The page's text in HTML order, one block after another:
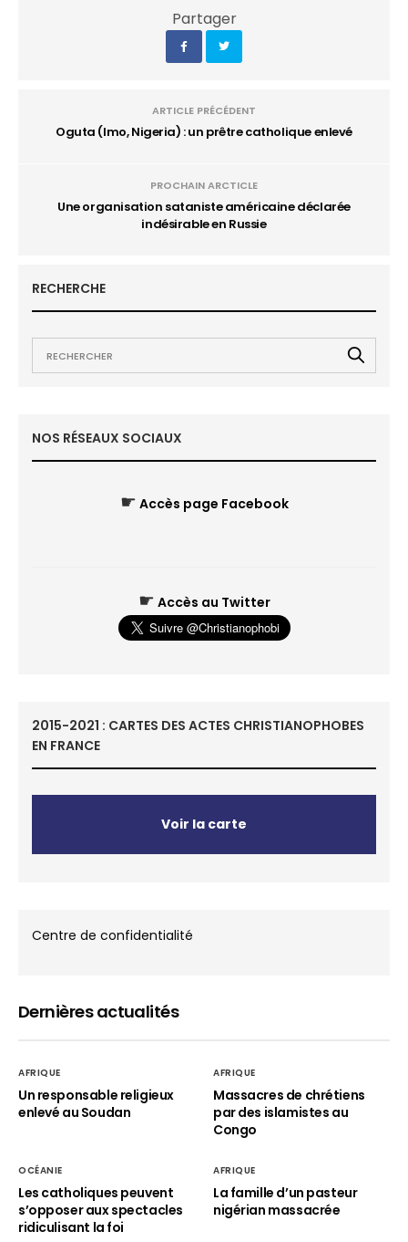
Partager
ARTICLE PRÉCÉDENT
Oguta (Imo, Nigeria) : un prêtre catholique enlevé
PROCHAIN ARCTICLE
Une organisation sataniste américaine déclarée
indésirable en Russie
RECHERCHE
NOS RÉSEAUX SOCIAUX
☛ Accès page Facebook
☛ Accès au Twitter
2015-2021 : CARTES DES ACTES CHRISTIANOPHOBES
EN FRANCE
Voir la carte
Centre de confidentialité
Dernières actualités
AFRIQUE
Un responsable religieux
enlevé au Soudan
AFRIQUE
Massacres de chrétiens
par des islamistes au
Congo
OCÉANIE
Les catholiques peuvent
s’opposer aux spectacles
ridiculisant la foi
AFRIQUE
La famille d’un pasteur
nigérian massacrée